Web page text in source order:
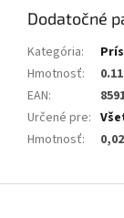
Dodatočné
Kategória:
Hmotnosť:
EAN:
Určené pre:
Hmotnosť: